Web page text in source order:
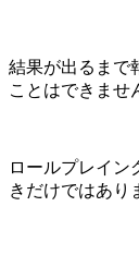
結果が出るまで
ことはできませ
ロールプレイン
きだけではあり